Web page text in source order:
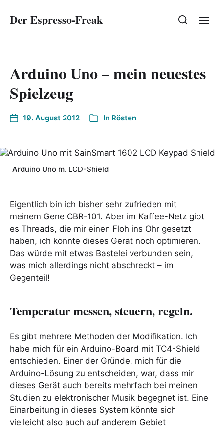
Der Espresso-Freak
Arduino Uno – mein neuestes
Spielzeug
19. August 2012 In Rösten
Arduino Uno m. LCD-Shield
Eigentlich bin ich bisher sehr zufrieden mit
meinem Gene CBR-101. Aber im Kaffee-Netz gibt
es Threads, die mir einen Floh ins Ohr gesetzt
haben, ich könnte dieses Gerät noch optimieren.
Das würde mit etwas Bastelei verbunden sein,
was mich allerdings nicht abschreckt – im
Gegenteil!
Temperatur messen, steuern, regeln.
Es gibt mehrere Methoden der Modifikation. Ich
habe mich für ein Arduino-Board mit TC4-Shield
entschieden. Einer der Gründe, mich für die
Arduino-Lösung zu entscheiden, war, dass mir
dieses Gerät auch bereits mehrfach bei meinen
Studien zu elektronischer Musik begegnet ist. Eine
Einarbeitung in dieses System könnte sich
vielleicht also auch auf anderem Gebiet